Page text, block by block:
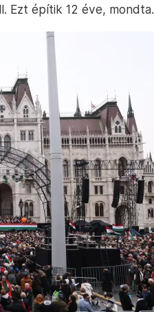
Ezt építik 12 éve, mondta.